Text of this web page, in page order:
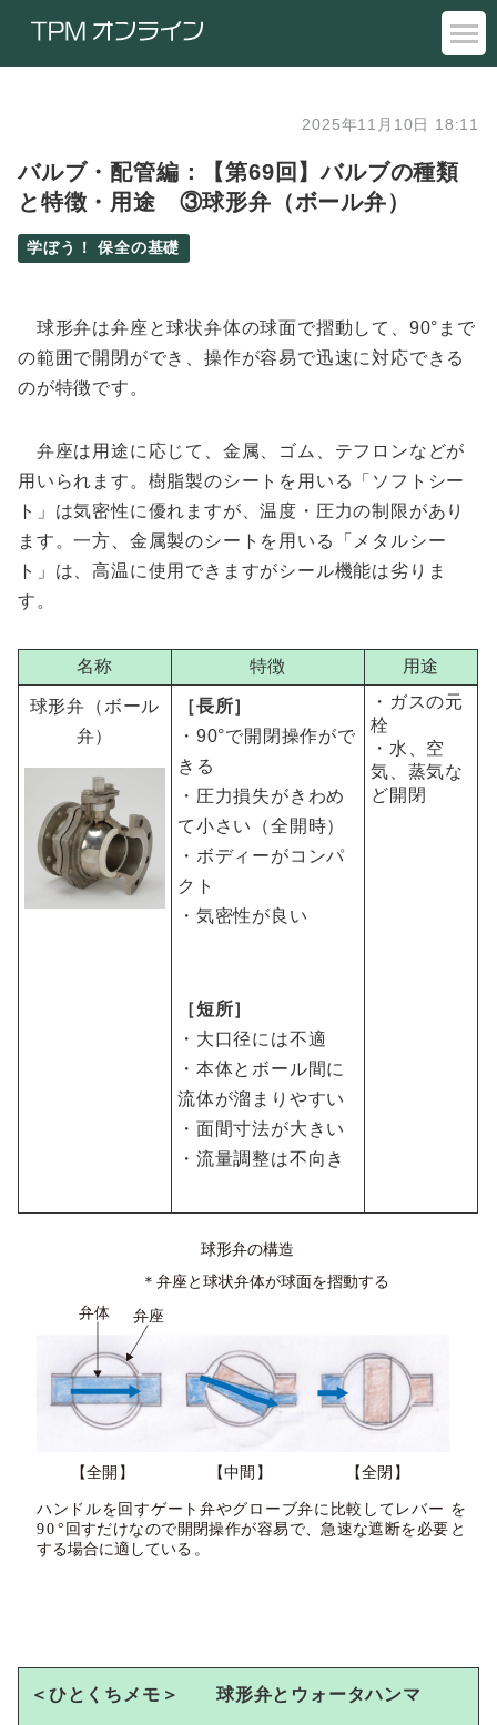
2025年11月10日 18:11
バルブ・配管編：【第69回】バルブの種類
と特徴・用途 ③球形弁（ボール弁）
学ぼう！ 保全の基礎
球形弁は弁座と球状弁体の球面で摺動して、90°まで
の範囲で開閉ができ、操作が容易で迅速に対応できる
のが特徴です。
弁座は用途に応じて、金属、ゴム、テフロンなどが
用いられます。樹脂製のシートを用いる「ソフトシー
ト」は気密性に優れますが、温度・圧力の制限があり
ます。一方、金属製のシートを用いる「メタルシー
ト」は、高温に使用できますがシール機能は劣りま
す。
名称 特徴 用途
球形弁（ボール
弁）
［長所］
・90°で開閉操作がで
きる
・圧力損失がきわめ
て小さい（全開時）
・ボディーがコンパ
クト
・気密性が良い
［短所］
・大口径には不適
・本体とボール間に
流体が溜まりやすい
・面間寸法が大きい
・流量調整は不向き
・ガスの元
栓
・水、空
気、蒸気な
ど開閉
＜ひとくちメモ＞ 球形弁とウォータハンマ